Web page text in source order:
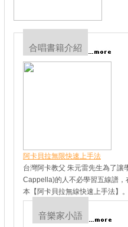
合唱書籍介紹
阿卡貝拉無限快速上手法
台灣阿卡教父 朱元雷先生為了讓
Cappella)的人不必學習五線譜
本【阿卡貝拉無線快速上手法】
音樂家小語